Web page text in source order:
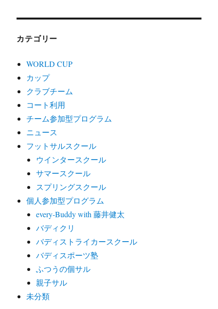
カテゴリー
WORLD CUP
カップ
クラブチーム
コート利用
チーム参加型プログラム
ニュース
フットサルスクール
ウインタースクール
サマースクール
スプリングスクール
個人参加型プログラム
every-Buddy with 藤井健太
バディクリ
バディストライカースクール
バディスポーツ塾
ふつうの個サル
親子サル
未分類